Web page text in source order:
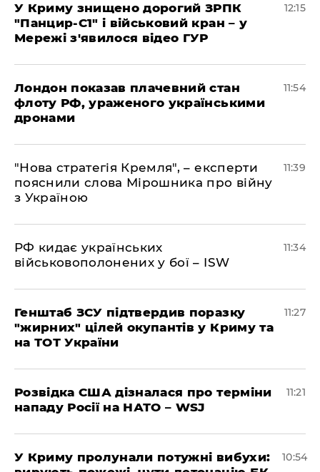
У Криму знищено дорогий ЗРПК
"Панцир-С1" і військовий кран – у
Мережі з'явилося відео ГУР
12:15
Лондон показав плачевний стан
флоту РФ, ураженого українськими
дронами
11:54
"Нова стратегія Кремля", – експерти
пояснили слова Мірошника про війну
з Україною
11:39
РФ кидає українських
військовополонених у бої – ISW
11:34
Генштаб ЗСУ підтвердив поразку
"жирних" цілей окупантів у Криму та
на ТОТ України
11:27
Розвідка США дізналася про терміни
нападу Росії на НАТО – WSJ
11:21
У Криму пролунали потужні вибухи:
10:54